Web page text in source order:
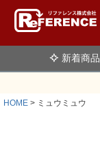
新着商品
HOME ミュウミュウ